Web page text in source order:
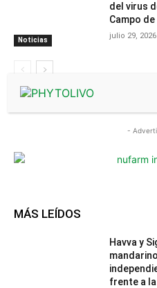
Noticias
del virus
Campo
julio 29, 2026
-
MÁS LEÍDOS
Havva y
frente a